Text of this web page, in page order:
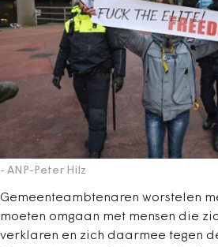
- ANP-Peter Hilz
Gemeenteambtenaren worstelen
moeten omgaan met mensen die
verklaren en zich daarmee tegen